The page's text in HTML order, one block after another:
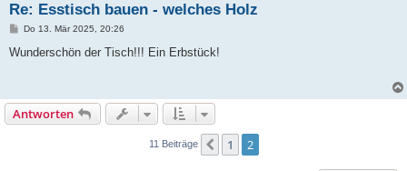
Re: Esstisch bauen - welches Holz
B
i
Do 13. Mär 2025, 20:26
Wunderschön der Tisch!!! Ein Erbstück!
Antworten
11 Beiträge Vorherige
1 2